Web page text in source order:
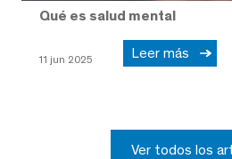
Qué es salud mental
11 jun 2025 Leer más
Ver todos los